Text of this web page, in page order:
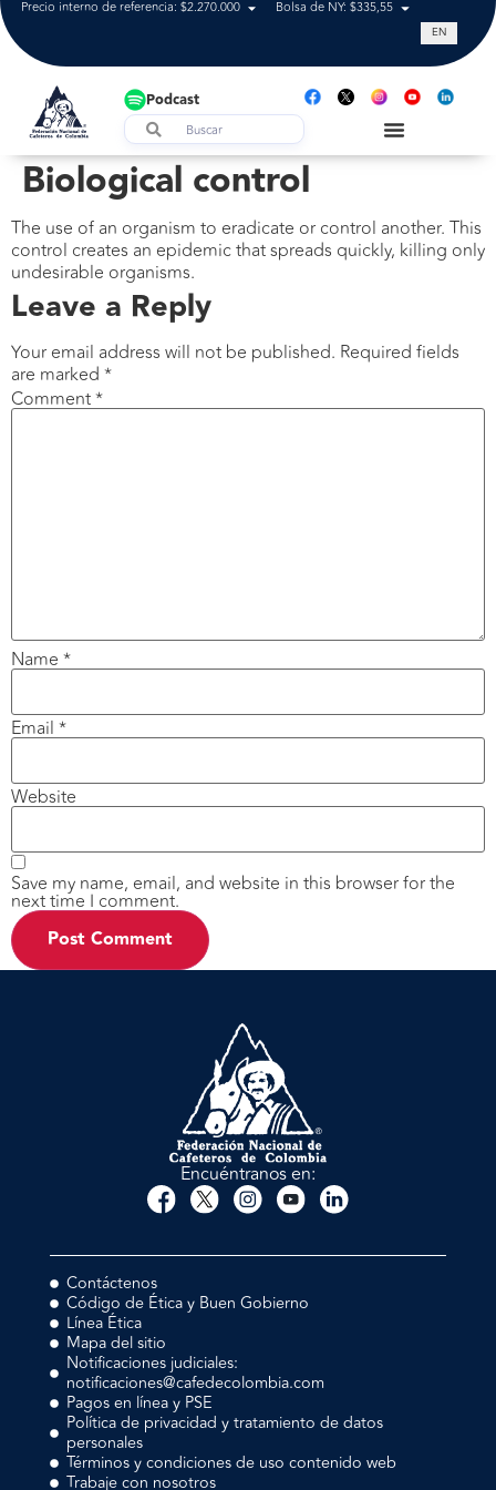
Precio interno de referencia: $2.270.000 Bolsa de NY: $335,55 Tasa de
EN
Podcast
Biological control
The use of an organism to eradicate or control another. This
control creates an epidemic that spreads quickly, killing only
undesirable organisms.
Leave a Reply
Your email address will not be published. Required fields
are marked *
Comment*
Name *
Email *
Website
Save my name, email, and website in this browser for the
next time I comment.
Encuéntranos en:
Contáctenos
Código de Ética y Buen Gobierno
Línea Ética
Mapa del sitio
Notificaciones judiciales:
notificaciones@cafedecolombia.com
Pagos en línea y PSE
Política de privacidad y tratamiento de datos
personales
Términos y condiciones de uso contenido web
Trabaje con nosotros